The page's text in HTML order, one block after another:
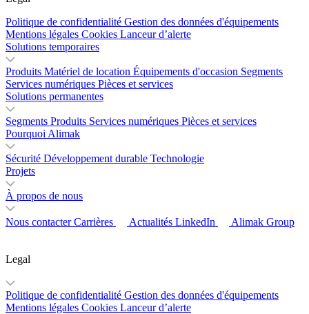
Politique de confidentialité Gestion des données d'équipements
Mentions légales Cookies Lanceur d’alerte
Solutions temporaires
Produits Matériel de location Équipements d'occasion Segments
Services numériques Pièces et services
Solutions permanentes
Segments Produits Services numériques Pièces et services
Pourquoi Alimak
Sécurité Développement durable Technologie
Projets
À propos de nous
Nous contacter Carrières Actualités LinkedIn Alimak Group
Legal
Politique de confidentialité Gestion des données d'équipements
Mentions légales Cookies Lanceur d’alerte